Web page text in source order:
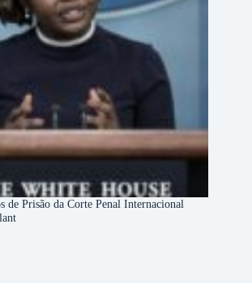
de Prisão da Corte Penal Internacional